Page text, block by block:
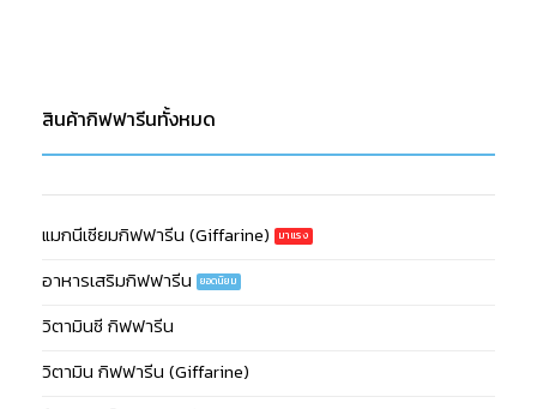
สินค้ากิฟฟารีนทั้งหมด
แมกนีเซียมกิฟฟารีน (Giffarine)
อาหารเสริมกิฟฟารีน
วิตามินซี กิฟฟารีน
วิตามิน กิฟฟารีน (Giffarine)